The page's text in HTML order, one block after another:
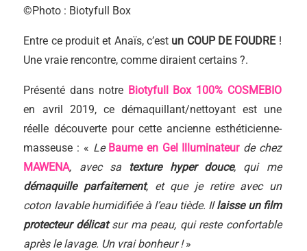
©Photo : Biotyfull Box
Entre ce produit et Anaïs, c’est un COUP DE FOUDRE!
Une vraie rencontre, comme diraient certains ?.
Présenté dans notre Biotyfull Box 100% COSMEBIO
en avril 2019, ce démaquillant/nettoyant est une
réelle découverte pour cette ancienne esthéticienne-
masseuse : « Le Baume en Gel Illuminateurde chez
MAWENA, avec sa texture hyper douce, qui me
démaquille parfaitement, et que je retire avec un
coton lavable humidifiée à l’eau tiède. Illaisse un film
protecteur délicatsur ma peau, qui reste confortable
après le lavage. Un vrai bonheur !»